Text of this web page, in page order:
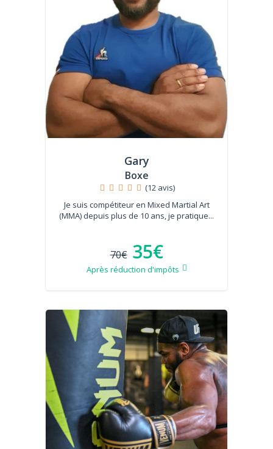
Gary
Boxe
(12 avis)
Je suis compétiteur en Mixed Martial Art
(MMA) depuis plus de 10 ans, je pratique...
70€ 35€
Après réduction d'impôts